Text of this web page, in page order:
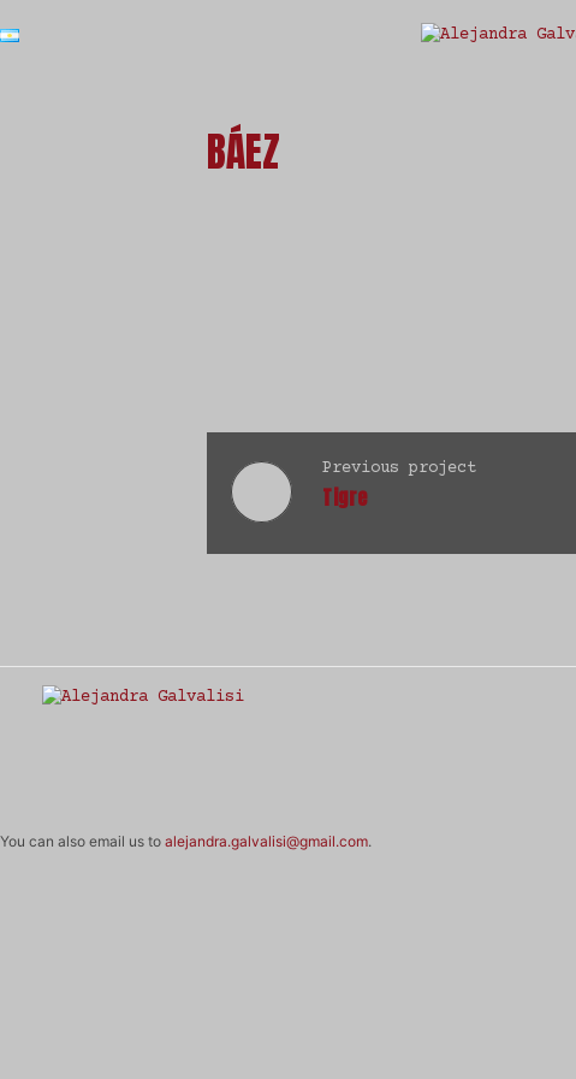
BÁEZ
Previous project
Tigre
You can also email us to alejandra.galvalisi@gmail.com.